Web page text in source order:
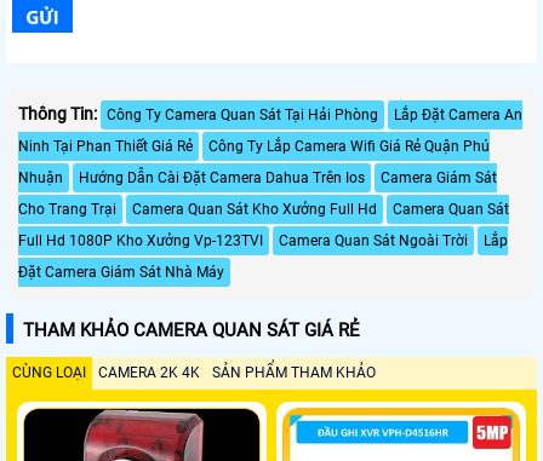
Thông Tin: Công Ty Camera Quan Sát Tại Hải Phòng
Lắp Đặt Camera An
Ninh Tại Phan Thiết Giá Rẻ
Công Ty Lắp Camera Wifi Giá Rẻ Quận Phú
Nhuận
Hướng Dẫn Cài Đặt Camera Dahua Trên Ios
Camera Giám Sát
Cho Trang Trại
Camera Quan Sát Kho Xưởng Full Hd
Camera Quan Sát
Full Hd 1080P Kho Xưởng Vp-123TVI
Camera Quan Sát Ngoài Trời
Lắp
Đặt Camera Giám Sát Nhà Máy
THAM KHẢO CAMERA QUAN SÁT GIÁ RẺ
CÙNG LOẠI CAMERA 2K 4K SẢN PHẨM THAM KHẢO